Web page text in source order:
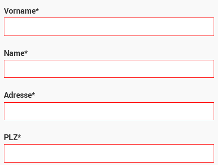
Vorname*
Name*
Adresse*
PLZ*